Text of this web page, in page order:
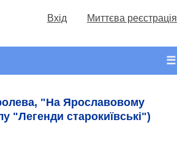
Вхід Миттєва реєстрація
☰
"На Ярославовому
"Легенди старокиївські")